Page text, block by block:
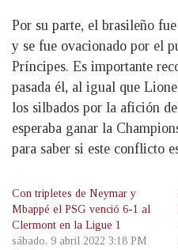
Por su parte, el brasileño
y se fue ovacionado por el
Príncipes. Es importante
pasada él, al igual que
los silbados por la afición
esperaba ganar la
para saber si este conflicto
Con tripletes de Neymar y
Mbappé el PSG venció 6-1 al
Clermont en la Ligue 1
sábado, 9 abril 2022 3:18 PM